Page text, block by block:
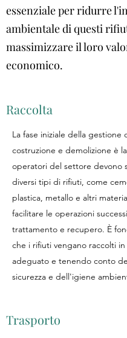
essenziale per ridurre
ambientale di questi
massimizzare il loro
economico.
Raccolta
La fase iniziale della gestione
costruzione e demolizione è
operatori del settore devono
diversi tipi di rifiuti, come
plastica, metallo e altri
facilitare le operazioni
trattamento e recupero. È
che i rifiuti vengano raccolti
adeguato e tenendo conto
sicurezza e dell'igiene
Trasporto